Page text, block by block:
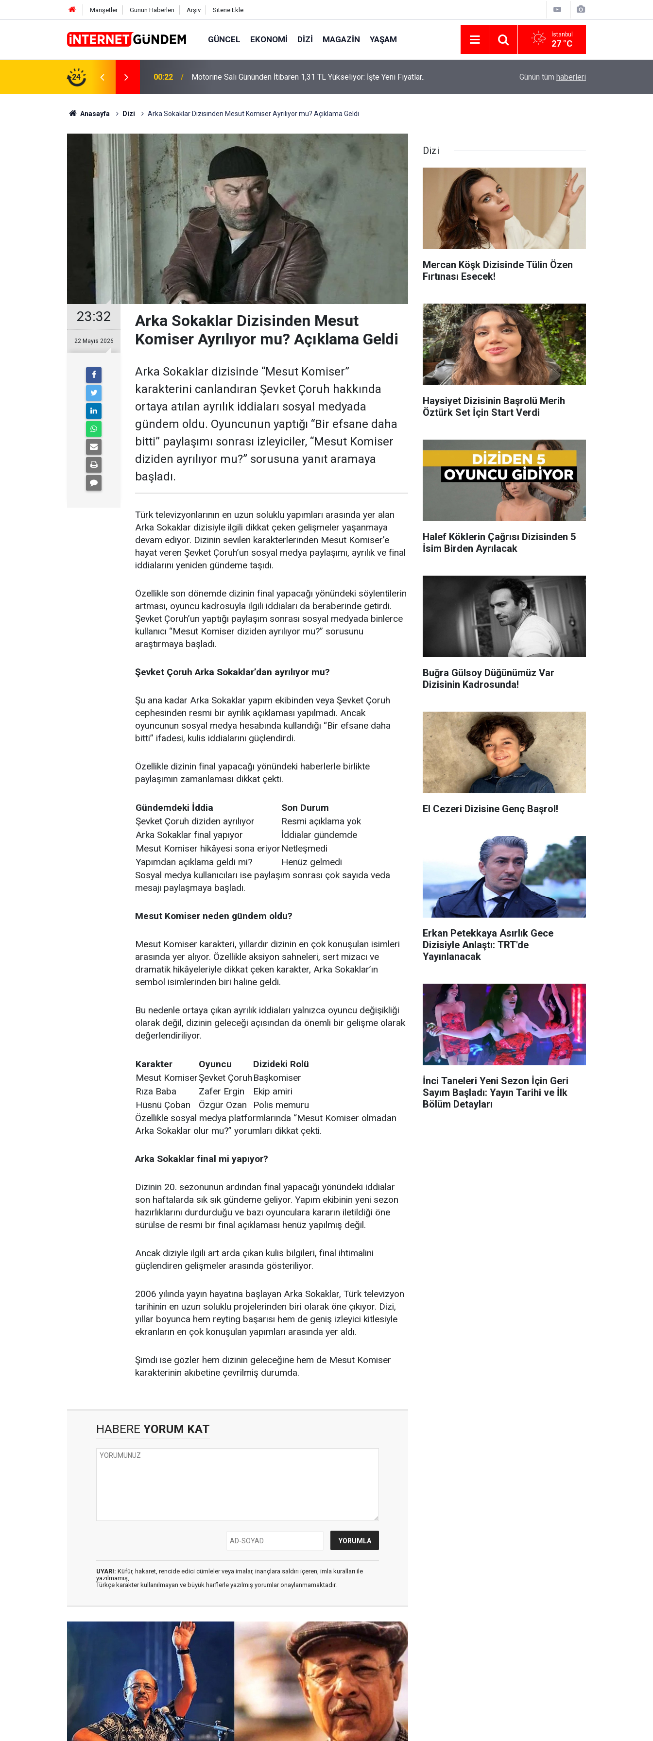
Manşetler Günün Haberleri Arşiv Sitene Ekle
GÜNCEL EKONOMI DIZI MAGAZIN YAŞAM İstanbul
27 °C
24
TL Yükseliyor: İşte Yeni Fiyatlar.. 15:58
Neşet Ertaş’a “Bozkırın Tezenesi” Lakabını Kim Verdi? Beyaz’la Joker
Sorusunun Cevabı Merak Edildi
Günün tüm haberleri
Anasayfa Dizi Arka Sokaklar Dizisinden Mesut Komiser Ayrılıyor mu? Açıklama Geldi
23:32
22 Mayıs 2026
Arka Sokaklar Dizisinden Mesut
Komiser Ayrılıyor mu? Açıklama Geldi
Arka Sokaklar dizisinde “Mesut Komiser”
karakterini canlandıran Şevket Çoruh hakkında
ortaya atılan ayrılık iddiaları sosyal medyada
gündem oldu. Oyuncunun yaptığı “Bir efsane daha
bitti” paylaşımı sonrası izleyiciler, “Mesut Komiser
diziden ayrılıyor mu?” sorusuna yanıt aramaya
başladı.
Türk televizyonlarının en uzun soluklu yapımları arasında yer alan
Arka Sokaklar dizisiyle ilgili dikkat çeken gelişmeler yaşanmaya
devam ediyor. Dizinin sevilen karakterlerinden Mesut Komiser’e
hayat veren Şevket Çoruh’un sosyal medya paylaşımı, ayrılık ve final
iddialarını yeniden gündeme taşıdı.
Özellikle son dönemde dizinin final yapacağı yönündeki söylentilerin
artması, oyuncu kadrosuyla ilgili iddiaları da beraberinde getirdi.
Şevket Çoruh’un yaptığı paylaşım sonrası sosyal medyada binlerce
kullanıcı “Mesut Komiser diziden ayrılıyor mu?” sorusunu
araştırmaya başladı.
Şevket Çoruh Arka Sokaklar’dan ayrılıyor mu?
Şu ana kadar Arka Sokaklar yapım ekibinden veya Şevket Çoruh
cephesinden resmi bir ayrılık açıklaması yapılmadı. Ancak
oyuncunun sosyal medya hesabında kullandığı “Bir efsane daha
bitti” ifadesi, kulis iddialarını güçlendirdi.
Özellikle dizinin final yapacağı yönündeki haberlerle birlikte
paylaşımın zamanlaması dikkat çekti.
Gündemdeki İddia
Son Durum
Şevket Çoruh diziden ayrılıyor
Resmi açıklama yok
Arka Sokaklar final yapıyor
İddialar gündemde
Mesut Komiser hikâyesi sona eriyor Netleşmedi
Yapımdan açıklama geldi mi?
Henüz gelmedi
Sosyal medya kullanıcıları ise paylaşım sonrası çok sayıda veda
mesajı paylaşmaya başladı.
Mesut Komiser neden gündem oldu?
Mesut Komiser karakteri, yıllardır dizinin en çok konuşulan isimleri
arasında yer alıyor. Özellikle aksiyon sahneleri, sert mizacı ve
dramatik hikâyeleriyle dikkat çeken karakter, Arka Sokaklar’ın
sembol isimlerinden biri haline geldi.
Bu nedenle ortaya çıkan ayrılık iddiaları yalnızca oyuncu değişikliği
olarak değil, dizinin geleceği açısından da önemli bir gelişme olarak
değerlendiriliyor.
Karakter Oyuncu
Dizideki Rolü
Mesut KomiserŞevket Çoruh Başkomiser
Rıza Baba
Zafer Ergin
Ekip amiri
Hüsnü Çoban
Özgür Ozan
Polis memuru
Özellikle sosyal medya platformlarında “Mesut Komiser olmadan
Arka Sokaklar olur mu?” yorumları dikkat çekti.
Arka Sokaklar final mi yapıyor?
Dizinin 20. sezonunun ardından final yapacağı yönündeki iddialar
son haftalarda sık sık gündeme geliyor. Yapım ekibinin yeni sezon
hazırlıklarını durdurduğu ve bazı oyunculara kararın iletildiği öne
sürülse de resmi bir final açıklaması henüz yapılmış değil.
Ancak diziyle ilgili art arda çıkan kulis bilgileri, final ihtimalini
güçlendiren gelişmeler arasında gösteriliyor.
2006 yılında yayın hayatına başlayan Arka Sokaklar, Türk televizyon
tarihinin en uzun soluklu projelerinden biri olarak öne çıkıyor. Dizi,
yıllar boyunca hem reyting başarısı hem de geniş izleyici kitlesiyle
ekranların en çok konuşulan yapımları arasında yer aldı.
Şimdi ise gözler hem dizinin geleceğine hem de Mesut Komiser
karakterinin akıbetine çevrilmiş durumda.
HABERE YORUM KAT
UYARI: Küfür, hakaret, rencide edici cümleler veya imalar, inançlara saldırı içeren, imla kuralları ile
yazılmamış,
Türkçe karakter kullanılmayan ve büyük harflerle yazılmış yorumlar onaylanmamaktadır.
Dizi
Mercan Köşk Dizisinde Tülin Özen
Fırtınası Esecek!
Haysiyet Dizisinin Başrolü Merih
Öztürk Set İçin Start Verdi
Halef Köklerin Çağrısı Dizisinden 5
İsim Birden Ayrılacak
Buğra Gülsoy Düğünümüz Var
Dizisinin Kadrosunda!
El Cezeri Dizisine Genç Başrol!
Erkan Petekkaya Asırlık Gece
Dizisiyle Anlaştı: TRT'de
Yayınlanacak
İnci Taneleri Yeni Sezon İçin Geri
Sayım Başladı: Yayın Tarihi ve İlk
Bölüm Detayları